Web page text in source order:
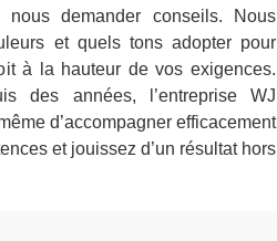
nous demander conseils. Nous
et quels tons adopter pour
à la hauteur de vos exigences.
des années, l’entreprise WJ
d’accompagner efficacement
et jouissez d’un résultat hors